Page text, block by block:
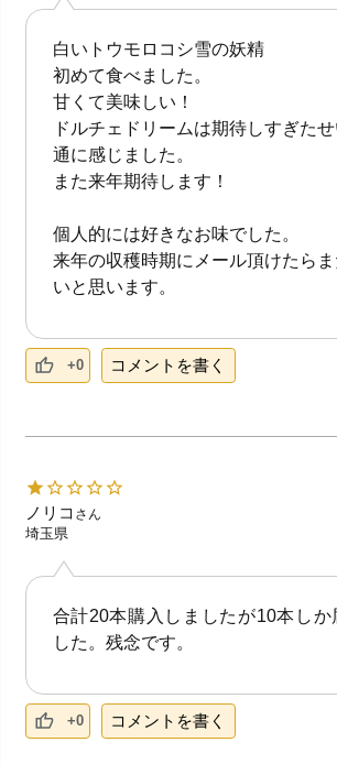
白いトウモロコシ雪の妖精
初めて食べました。
甘くて美味しい！
ドルチェドリームは期待しすぎた
通に感じました。
また来年期待します！
個人的には好きなお味でした。
来年の収穫時期にメール頂けたら
いと思います。
+0 コメントを書く
ノリコ さん
埼玉県
合計20本購入しましたが10本しか
した。残念です。
+0 コメントを書く